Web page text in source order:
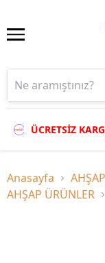
ÜCRETSİZ
Anasayfa
AHŞAP ÜRÜNLER